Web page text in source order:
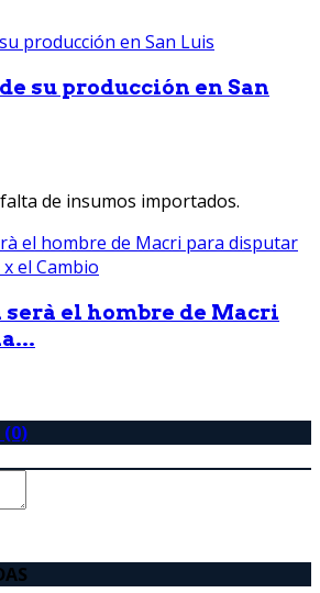
su producción en San
de insumos importados.
serà el hombre de Macri